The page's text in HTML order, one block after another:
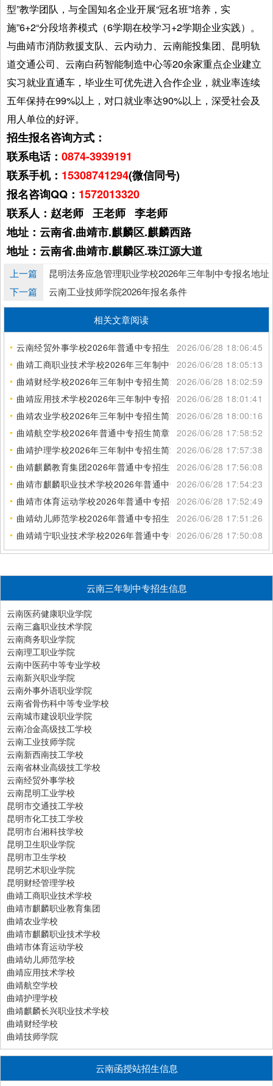
型”教学团队，与全国知名企业开展“冠名班”培养，实
施”6+2“分段培养模式（6学期在校学习+2学期企业实践）。
与曲靖市消防救援支队、云内动力、云南能投集团、昆明轨
道交通公司、云南白药智能制造中心等20余家重点企业建立
实习就业直通车，毕业生可优先进入合作企业，就业率连续
五年保持在99%以上，对口就业率达90%以上，深受社会及
用人单位的好评。
招生报名咨询方式：
联系电话： 0874-3939191
联系手机： 15308741294(微信同号)
报名咨询QQ： 1572013320
联系人：赵老师 王老师 李老师
地址：云南省.曲靖市.麒麟区.麒麟西路
地址：云南省.曲靖市.麒麟区.珠江源大道
上一篇
昆明法务应急管理职业学校2026年三年制中专报名地址
下一篇
云南工业技师学院2026年报名条件
相关文章阅读
云南经贸外事学校2026年普通中专招生简章2026/06/28 18:06:45
曲靖工商职业技术学校2026年三年制中专招生简章2026/06/28 18:05:13
曲靖财经学校2026年三年制中专招生简章2026/06/28 18:02:59
曲靖应用技术学校2026年三年制中专招生简章2026/06/28 18:01:41
曲靖农业学校2026年三年制中专招生简章2026/06/28 18:00:16
曲靖航空学校2026年普通中专招生简章 2026/06/28 17:58:52
曲靖护理学校2026年三年制中专招生简章2026/06/28 17:57:38
曲靖麒麟教育集团2026年普通中专招生简章2026/06/28 17:56:08
曲靖市麒麟职业技术学校2026年普通中专招生简章2026/06/28 17:54:23
曲靖市体育运动学校2026年普通中专招生简章2026/06/28 17:52:49
曲靖幼儿师范学校2026年普通中专招生简章2026/06/28 17:51:26
曲靖靖宁职业技术学校2026年普通中专招生简章2026/06/28 17:50:08
云南三年制中专招生信息
云南医药健康职业学院
云南三鑫职业技术学院
云南商务职业学院
云南理工职业学院
云南中医药中等专业学校
云南新兴职业学院
云南外事外语职业学院
云南省骨伤科中等专业学校
云南城市建设职业学院
云南冶金高级技工学校
云南工业技师学院
云南新西南技工学校
云南省林业高级技工学校
云南经贸外事学校
云南昆明工业学校
昆明市交通技工学校
昆明市化工技工学校
昆明市台湘科技学校
昆明卫生职业学院
昆明市卫生学校
昆明艺术职业学院
昆明财经管理学校
曲靖工商职业技术学校
曲靖市麒麟职业教育集团
曲靖农业学校
曲靖市麒麟职业技术学校
曲靖市体育运动学校
曲靖幼儿师范学校
曲靖应用技术学校
曲靖航空学校
曲靖护理学校
曲靖麒麟长兴职业技术学校
曲靖财经学校
曲靖技师学院
云南函授站招生信息